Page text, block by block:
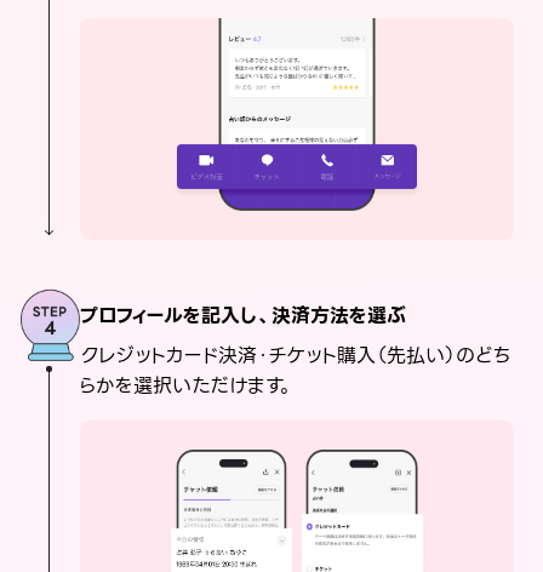
プロフィールを記入し、決済方法を選ぶ
クレジットカード決済・チケット購入（先払い）のどち
らかを選択いただけます。